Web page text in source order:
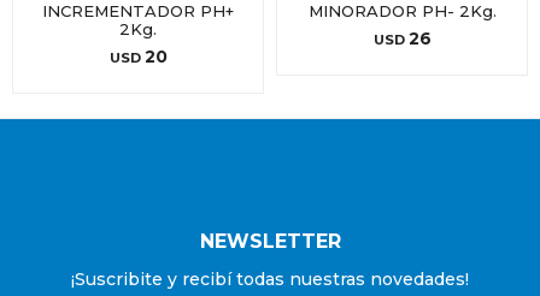
INCREMENTADOR PH+
2Kg.
USD 20
MINORADOR PH- 2Kg.
USD 26
NEWSLETTER
¡Suscribite y recibí todas nuestras novedades!